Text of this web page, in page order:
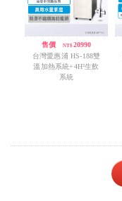
售價 /NT$20990
台灣愛惠浦 HS-188雙
溫加熱系統+4H²生飲
系統